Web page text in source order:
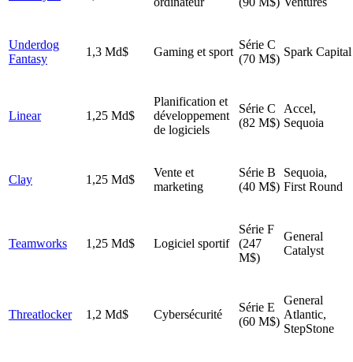
Underdog
Fantasy
1,3 Md$ Gaming et sport
Série C
(70 M$)
Spark Capital
Linear 1,25 Md$
Planification et
développement
de logiciels
Série C
(82 M$)
Accel,
Sequoia
Clay 1,25 Md$
Vente et
marketing
Série B
(40 M$)
Sequoia,
First Round
Teamworks 1,25 Md$ Logiciel sportif
Série F
(247
M$)
General
Catalyst
Threatlocker 1,2 Md$ Cybersécurité
Série E
(60 M$)
General
Atlantic,
StepStone